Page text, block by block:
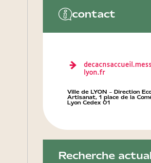
contact
lyon.fr
Ville de LYON – Direction
Artisanat, 1 place de la
Lyon Cedex 01
Recherche